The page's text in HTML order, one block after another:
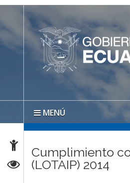
MENÚ
Cumplimiento
(LOTAIP) 2014